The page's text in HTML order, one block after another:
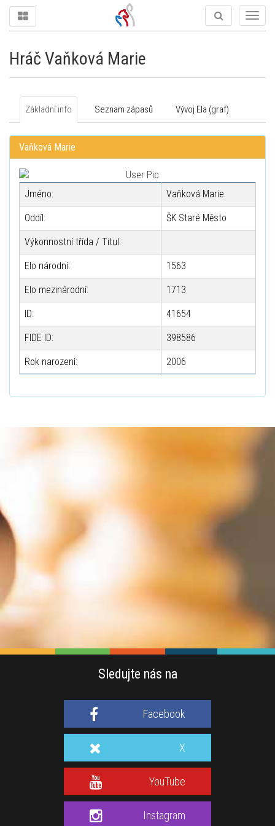
Hráč Vaňková Marie
Základní info Seznam zápasů Vývoj Ela (graf)
Vaňková Marie
Jméno: Vaňková Marie
Oddíl: ŠK Staré Město
Výkonnostní třída / Titul:
Elo národní: 1563
Elo mezinárodní: 1713
ID: 41654
FIDE ID: 398586
Rok narození: 2006
Sledujte nás na
Facebook
X
YouTube
Instagram